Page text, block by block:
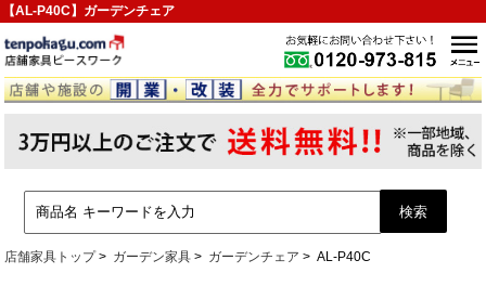
【AL-P40C】ガーデンチェア
店舗家具トップ ガーデン家具 ガーデンチェア AL-P40C